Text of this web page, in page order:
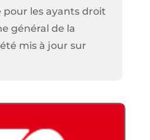
les ayants droit
général de la
mis à jour sur